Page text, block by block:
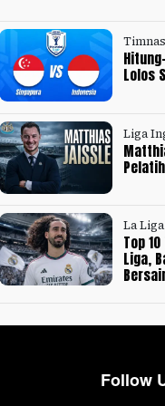
Lolos
Liga
La
Top
Liga,
Follow